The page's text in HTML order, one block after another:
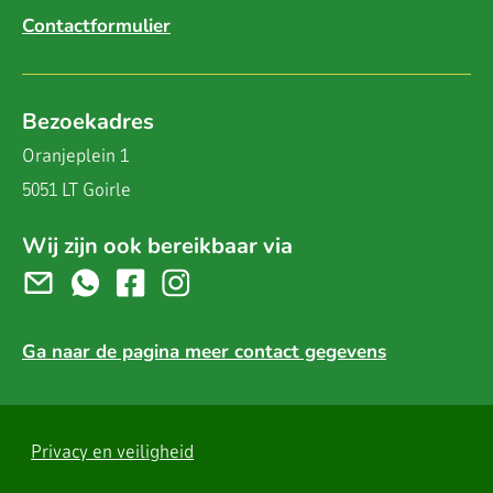
Contactformulier
Bezoekadres
Oranjeplein 1
5051 LT Goirle
Wij zijn ook bereikbaar via
Ga naar de pagina meer contact gegevens
Privacy en veiligheid